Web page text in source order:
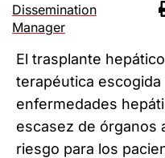
Dissemination
Manager
El trasplante
terapéutica
enfermedades
escasez de órganos
riesgo para los